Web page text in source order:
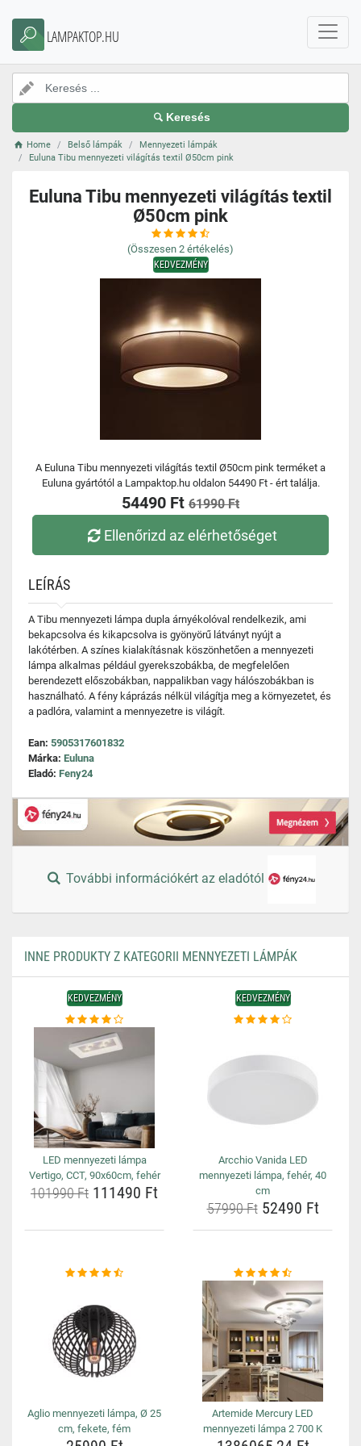
LAMPAKTOP.HU
Keresés
Home Belső lámpák
Mennyezeti lámpák
Euluna Tibu mennyezeti világítás textil Ø50cm pink
Euluna Tibu mennyezeti világítás textil
Ø50cm pink
(Összesen 2 értékelés)
KEDVEZMÉNY
A Euluna Tibu mennyezeti világítás textil Ø50cm pink terméket a
Euluna gyártótól a Lampaktop.hu oldalon 54490 Ft - ért találja.
54490 Ft 61990 Ft
Ellenőrizd az elérhetőséget
LEÍRÁS
A Tibu mennyezeti lámpa dupla árnyékolóval rendelkezik, ami
bekapcsolva és kikapcsolva is gyönyörű látványt nyújt a
lakótérben. A színes kialakításnak köszönhetően a mennyezeti
lámpa alkalmas például gyerekszobákba, de megfelelően
berendezett előszobákban, nappalikban vagy hálószobákban is
használható. A fény káprázás nélkül világítja meg a környezetet, és
a padlóra, valamint a mennyezetre is világít.
Ean: 5905317601832
Márka: Euluna
Eladó: Feny24
További információkért az eladótól
INNE PRODUKTY Z KATEGORII MENNYEZETI LÁMPÁK
KEDVEZMÉNY
LED mennyezeti lámpa
Vertigo, CCT, 90x60cm, fehér
101990 Ft 111490 Ft
KEDVEZMÉNY
Arcchio Vanida LED
mennyezeti lámpa, fehér, 40
cm
57990 Ft52490 Ft
Aglio mennyezeti lámpa, Ø 25
cm, fekete, fém
Artemide Mercury LED
mennyezeti lámpa 2 700 K